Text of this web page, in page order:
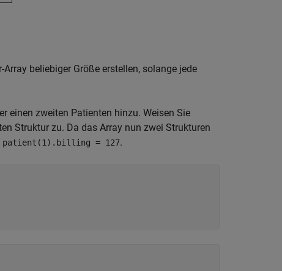
beliebiger Größe erstellen, solange jede
einen zweiten Patienten hinzu. Weisen Sie
Struktur zu. Da das Array nun zwei Strukturen
patient(1).billing = 127.